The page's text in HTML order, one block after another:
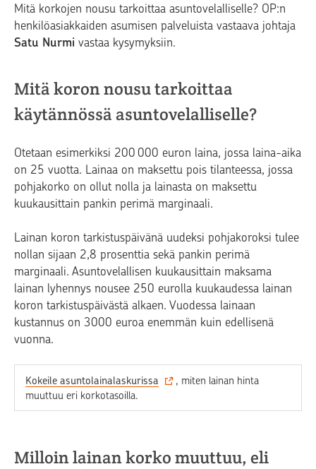
Mitä korkojen nousu tarkoittaa asuntovelalliselle? OP:n
henkilöasiakkaiden asumisen palveluista vastaava johtaja
Satu Nurmi vastaa kysymyksiin.
Mitä koron nousu tarkoittaa
käytännössä asuntovelalliselle?
Otetaan esimerkiksi 200 000 euron laina, jossa laina-aika
on 25 vuotta. Lainaa on maksettu pois tilanteessa, jossa
pohjakorko on ollut nolla ja lainasta on maksettu
kuukausittain pankin perimä marginaali.
Lainan koron tarkistuspäivänä uudeksi pohjakoroksi tulee
nollan sijaan 2,8 prosenttia sekä pankin perimä
marginaali. Asuntovelallisen kuukausittain maksama
lainan lyhennys nousee 250 eurolla kuukaudessa lainan
koron tarkistuspäivästä alkaen. Vuodessa lainaan
kustannus on 3000 euroa enemmän kuin edellisenä
vuonna.
Kokeile asuntolainalaskurissa
, miten lainan hinta
muuttuu eri korkotasoilla.
Milloin lainan korko muuttuu, eli